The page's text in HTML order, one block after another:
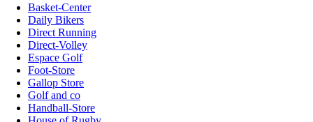
Basket-Center
Daily Bikers
Direct Running
Direct-Volley
Espace Golf
Foot-Store
Gallop Store
Golf and co
Handball-Store